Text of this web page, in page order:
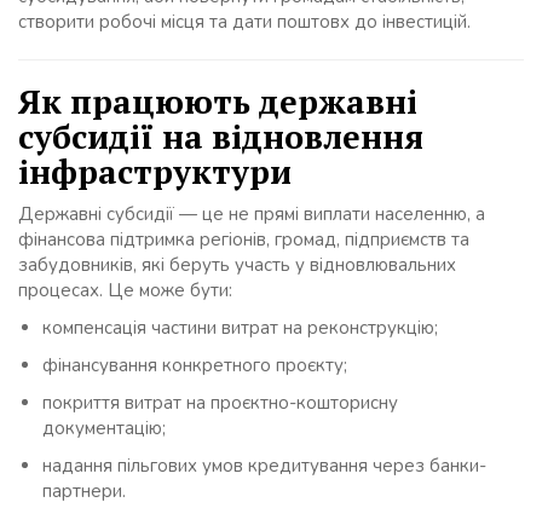
створити робочі місця та дати поштовх до інвестицій.
Як працюють державні
субсидії на відновлення
інфраструктури
Державні субсидії — це не прямі виплати населенню, а
фінансова підтримка регіонів, громад, підприємств та
забудовників, які беруть участь у відновлювальних
процесах. Це може бути:
компенсація частини витрат на реконструкцію;
фінансування конкретного проєкту;
покриття витрат на проєктно-кошторисну
документацію;
надання пільгових умов кредитування через банки-
партнери.